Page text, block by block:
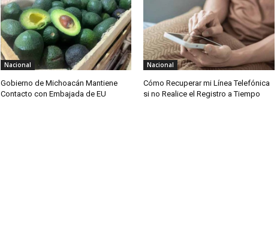
Nacional
Gobierno de Michoacán Mantiene
Contacto con Embajada de EU
Nacional
Cómo Recuperar mi Línea Telefónica
si no Realice el Registro a Tiempo